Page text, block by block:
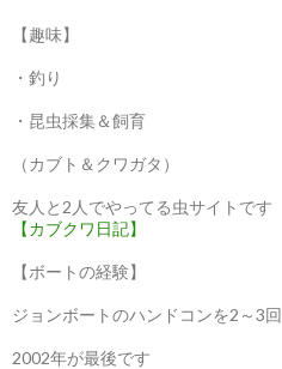
【趣味】
・釣り
・昆虫採集＆飼育
（カブト＆クワガタ）
友人と2人でやってる虫サイトです
【カブクワ日記】
【ボートの経験】
ジョンボートのハンドコンを2～3回
2002年が最後です